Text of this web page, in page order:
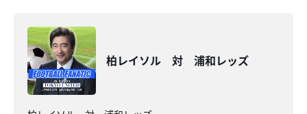
柏レイソル 対 浦和レッズ